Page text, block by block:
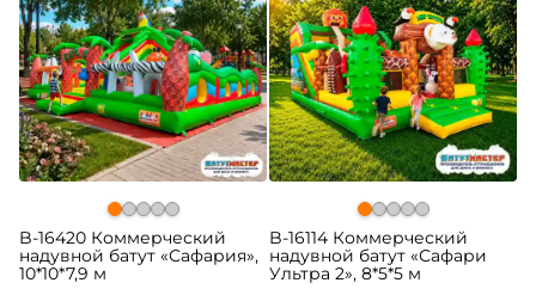
B-16420 Коммерческий
надувной батут «Сафария»,
10*10*7,9 м
B-16114 Коммерческий
надувной батут «Сафари
Ультра 2», 8*5*5 м